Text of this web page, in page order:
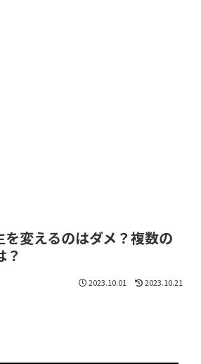
を変えるのはダメ？複数の
？
2023.10.01 2023.10.21